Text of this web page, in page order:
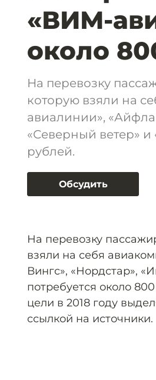
«ВИМ-
около
На перевозку
которую взяли на
авиалинии»,
«Северный ветер» и
рублей.
Обсудить
На перевозку
взяли на себя
Вингс», «Нордстар»,
потребуется около
цели в 2018 году
ссылкой на источники.